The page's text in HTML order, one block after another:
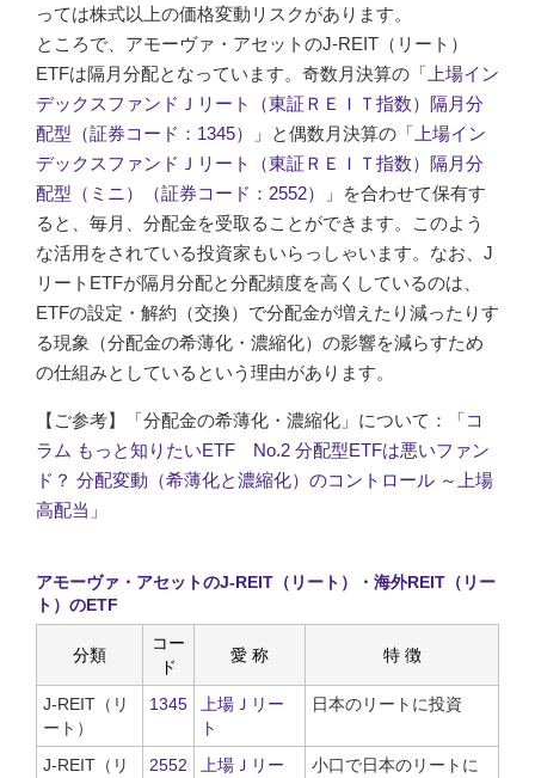
っては株式以上の価格変動リスクがあります。
ところで、アモーヴァ・アセットのJ-REIT（リート）
ETFは隔月分配となっています。奇数月決算の「 上場イン
デックスファンドＪリート（東証ＲＥＩＴ指数）隔月分
配型（証券コード：1345）
」と偶数月決算の「 上場イン
デックスファンドＪリート（東証ＲＥＩＴ指数）隔月分
配型（ミニ）（証券コード：2552）
」を合わせて保有す
ると、毎月、分配金を受取ることができます。このよう
な活用をされている投資家もいらっしゃいます。なお、J
リートETFが隔月分配と分配頻度を高くしているのは、
ETFの設定・解約（交換）で分配金が増えたり減ったりす
る現象（分配金の希薄化・濃縮化）の影響を減らすため
の仕組みとしているという理由があります。
【ご参考】「分配金の希薄化・濃縮化」について：「コ
ラム もっと知りたいETF No.2 分配型ETFは悪いファン
ド？ 分配変動（希薄化と濃縮化）のコントロール ～上場
高配当 」
アモーヴァ・アセットのJ-REIT（リート）・海外REIT（リー
ト）のETF
分類
コー
ド
愛 称 特 徴
J-REIT（リ
ート）
1345
上場Ｊリー
ト
日本のリートに投資
J-REIT（リ
2552
上場Ｊリー
小口で日本のリートに